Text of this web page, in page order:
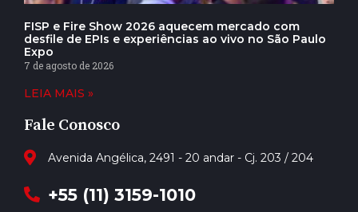
FISP e Fire Show 2026 aquecem mercado com
desfile de EPIs e experiências ao vivo no São Paulo
Expo
7 de agosto de 2026
LEIA MAIS »
Fale Conosco
Avenida Angélica, 2491 - 20 andar - Cj. 203 / 204
+55 (11) 3159-1010